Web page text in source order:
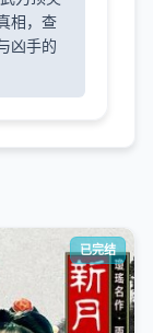
相，查
凶手的
已完结